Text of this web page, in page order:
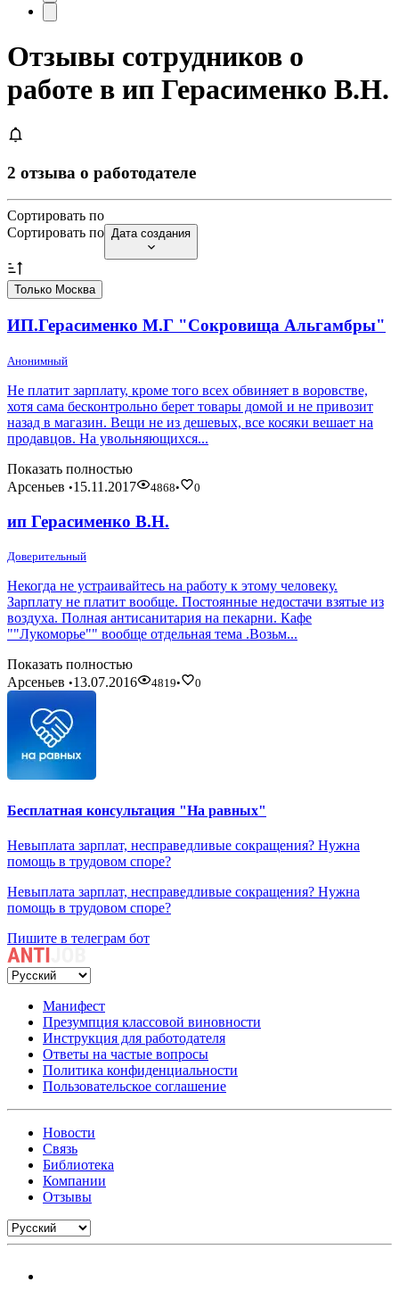
Отзывы сотрудников о
работе в ип Герасименко В.Н.
2 отзыва о работодателе
Сортировать по
Сортировать по Дата создания
Только Москва
ИП.Герасименко М.Г "Сокровища Альгамбры"
Анонимный
Не платит зарплату, кроме того всех обвиняет в воровстве,
хотя сама бесконтрольно берет товары домой и не привозит
назад в магазин. Вещи не из дешевых, все косяки вешает на
продавцов. На увольняющихся...
Показать полностью
Арсеньев •15.11.2017 4868• 0
ип Герасименко В.Н.
Доверительный
Некогда не устраивайтесь на работу к этому человеку.
Зарплату не платит вообще. Постоянные недостачи взятые из
воздуха. Полная антисанитария на пекарни. Кафе
""Лукоморье"" вообще отдельная тема .Возьм...
Показать полностью
Арсеньев •13.07.2016 4819• 0
Бесплатная консультация "На равных"
Невыплата зарплат, несправедливые сокращения? Нужна
помощь в трудовом споре?
Невыплата зарплат, несправедливые сокращения? Нужна
помощь в трудовом споре?
Пишите в телеграм бот
Манифест
Презумпция классовой виновности
Инструкция для работодателя
Ответы на частые вопросы
Политика конфиденциальности
Пользовательское соглашение
Новости
Связь
Библиотека
Компании
Отзывы